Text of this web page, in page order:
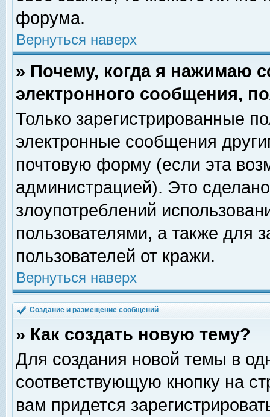
форума.
Вернуться наверх
» Почему, когда я нажимаю
электронного сообщения,
Только зарегистрированные
электронные сообщения
почтовую форму (если эта
администрацией). Это
злоупотреблений
пользователями, а также для
пользователей от кражи.
Вернуться наверх
Создание и размещение сообщений
» Как создать новую тему?
Для создания новой темы в
соответствующую кнопку на
вам придется